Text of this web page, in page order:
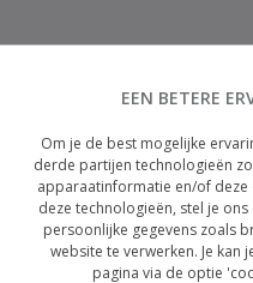
EEN BETERE
Om je de best mogelijke
derde partijen technologieën
apparaatinformatie en/of
deze technologieën, stel je
persoonlijke gegevens zoals
website te verwerken. Je kan
pagina via de optie